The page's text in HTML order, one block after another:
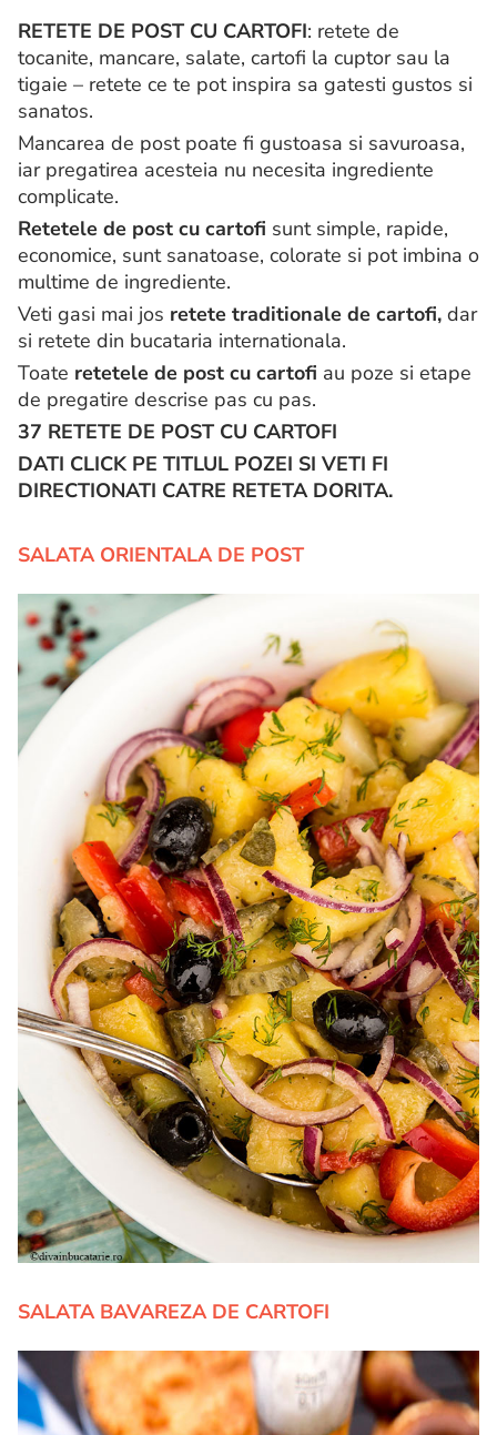
RETETE DE POST CU CARTOFI: retete de
tocanite, mancare, salate, cartofi la cuptor sau la
tigaie – retete ce te pot inspira sa gatesti gustos si
sanatos.
Mancarea de post poate fi gustoasa si savuroasa,
iar pregatirea acesteia nu necesita ingrediente
complicate.
Retetele de post cu cartofi sunt simple, rapide,
economice, sunt sanatoase, colorate si pot imbina o
multime de ingrediente.
Veti gasi mai jos retete traditionale de cartofi, dar
si retete din bucataria internationala.
Toate retetele de post cu cartofi au poze si etape
de pregatire descrise pas cu pas.
37 RETETE DE POST CU CARTOFI
DATI CLICK PE TITLUL POZEI SI VETI FI
DIRECTIONATI CATRE RETETA DORITA.
SALATA ORIENTALA DE POST
SALATA BAVAREZA DE CARTOFI